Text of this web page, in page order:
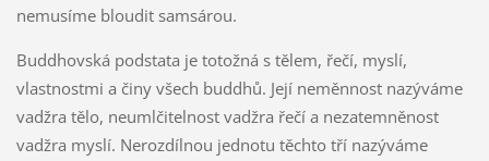
nemusíme bloudit samsárou.
Buddhovská podstata je totožná s tělem, řečí, myslí,
vlastnostmi a činy všech buddhů. Její neměnnost nazýváme
vadžra tělo, neumlčitelnost vadžra řečí a nezatemněnost
vadžra myslí. Nerozdílnou jednotu těchto tří nazýváme